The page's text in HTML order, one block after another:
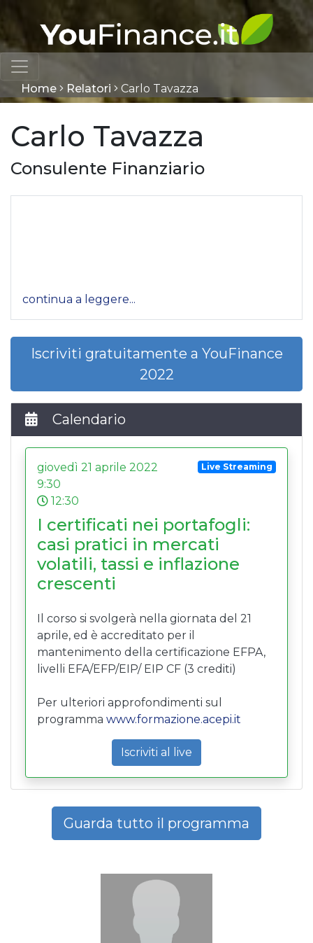
Home Relatori Carlo Tavazza
Carlo Tavazza
Consulente Finanziario
Iscriviti gratuitamente a YouFinance
2022
Calendario
giovedì 21 aprile 2022
9:30
12:30
Live Streaming
I certificati nei portafogli:
casi pratici in mercati
volatili, tassi e inflazione
crescenti
Il corso si svolgerà nella giornata del 21
aprile, ed è accreditato per il
mantenimento della certificazione EFPA,
livelli EFA/EFP/EIP/ EIP CF (3 crediti)
Per ulteriori approfondimenti sul
programma www.formazione.acepi.it
Iscriviti al live
Guarda tutto il programma